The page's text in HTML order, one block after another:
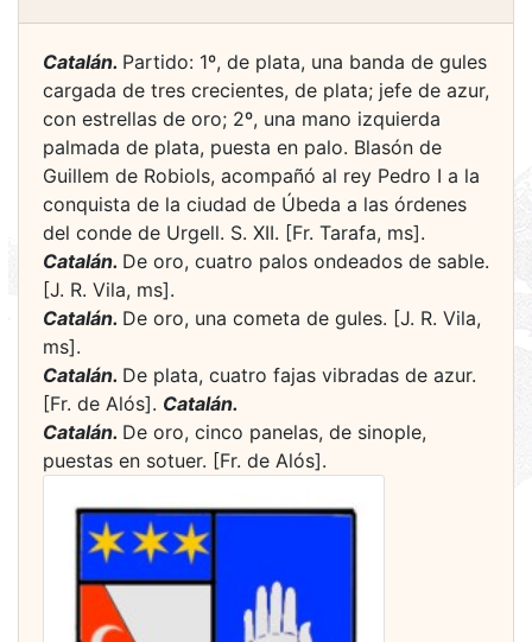
Catalán. Partido: 1º, de plata, una banda de gules
cargada de tres crecientes, de plata; jefe de azur,
con estrellas de oro; 2º, una mano izquierda
palmada de plata, puesta en palo. Blasón de
Guillem de Robiols, acompañó al rey Pedro I a la
conquista de la ciudad de Úbeda a las órdenes
del conde de Urgell. S. XII. [Fr. Tarafa, ms].
Catalán. De oro, cuatro palos ondeados de sable.
[J. R. Vila, ms].
Catalán. De oro, una cometa de gules. [J. R. Vila,
ms].
Catalán. De plata, cuatro fajas vibradas de azur.
[Fr. de Alós]. Catalán.
Catalán. De oro, cinco panelas, de sinople,
puestas en sotuer. [Fr. de Alós].